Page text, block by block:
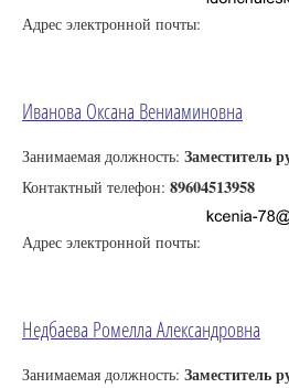
Адрес электронной почты:
Иванова Оксана Вениаминовна
Занимаемая должность: Заместитель
Контактный телефон: 89604513958
Адрес электронной почты:
Недбаева Ромелла Александровна
Занимаемая должность: Заместитель